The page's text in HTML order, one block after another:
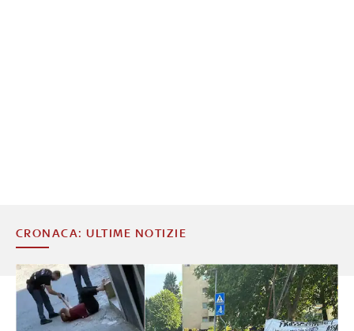
CRONACA: ULTIME NOTIZIE